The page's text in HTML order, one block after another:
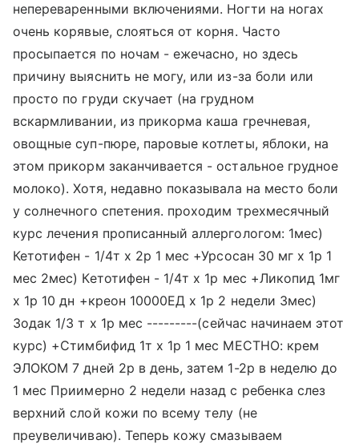
непереваренными включениями. Ногти на ногах
очень корявые, слояться от корня. Часто
просыпается по ночам - ежечасно, но здесь
причину выяснить не могу, или из-за боли или
просто по груди скучает (на грудном
вскармливании, из прикорма каша гречневая,
овощные суп-пюре, паровые котлеты, яблоки, на
этом прикорм заканчивается - остальное грудное
молоко). Хотя, недавно показывала на место боли
у солнечного спетения. проходим трехмесячный
курс лечения прописанный аллергологом: 1мес)
Кетотифен - 1/4т х 2р 1 мес +Урсосан 30 мг х 1р 1
мес 2мес) Кетотифен - 1/4т х 1р мес +Ликопид 1мг
х 1р 10 дн +креон 10000ЕД х 1р 2 недели 3мес)
Зодак 1/3 т х 1р мес ---------(сейчас начинаем этот
курс) +Стимбифид 1т х 1р 1 мес МЕСТНО: крем
ЭЛОКОМ 7 дней 2р в день, затем 1-2р в неделю до
1 мес Приимерно 2 недели назад с ребенка слез
верхний слой кожи по всему телу (не
преувеличиваю). Теперь кожу смазываем